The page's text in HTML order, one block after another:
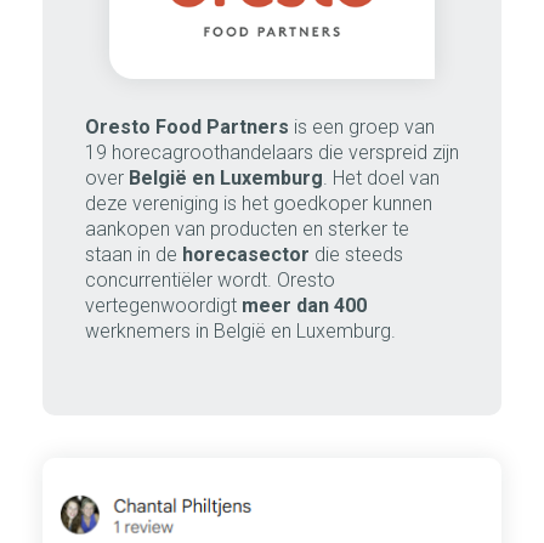
Oresto Food Partners is een groep van
19 horecagroothandelaars die verspreid zijn
over België en Luxemburg. Het doel van
deze vereniging is het goedkoper kunnen
aankopen van producten en sterker te
staan in de horecasector die steeds
concurrentiëler wordt. Oresto
vertegenwoordigt meer dan 400
werknemers in België en Luxemburg.